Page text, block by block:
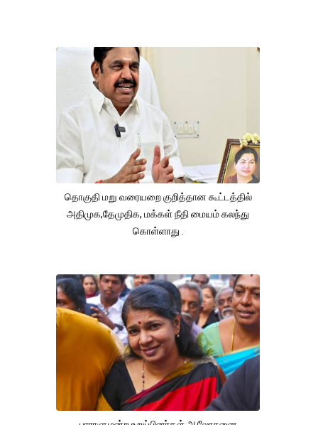
தொகுதி மறு வரையறை குறித்தான கூட்டத்தில்
அதிமுக,தேமுதிக, மக்கள் நீதி மையம் கலந்து
கொள்ளாது .